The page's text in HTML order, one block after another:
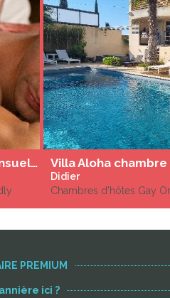
Massage naturiste et sensuel à Gaillac et région Occitanie
Didier
Chambres d'hôtes Gay
PREMIUM
ici ?